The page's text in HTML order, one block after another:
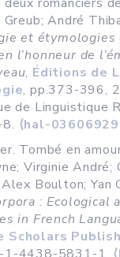
Greub; André
et étymologies
l’honneur de
, Éditions de
, pp.373-396,
de Linguistique
⟨hal-
Tombé en
Virginie André;
Boulton; Yan
: Ecological
in French
Scholars